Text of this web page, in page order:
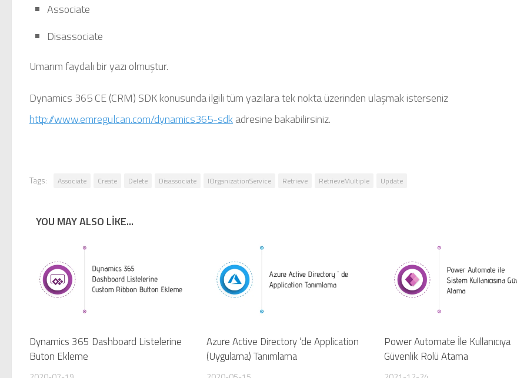
Associate
Disassociate
Umarım faydalı bir yazı olmuştur.
Dynamics 365 CE (CRM) SDK konusunda ilgili tüm yazılara tek nokta üzerinden ulaşmak isterseniz
http://www.emregulcan.com/dynamics365-sdkadresine bakabilirsiniz.
Tags: Associate Create Delete Disassociate IOrganizationService Retrieve RetrieveMultiple Update
YOU MAY ALSO LIKE...
Dynamics 365 Dashboard Listelerine
Buton Ekleme
Azure Active Directory ‘de Application
(Uygulama) Tanımlama
Power Automate İle Kullanıcıya
Güvenlik Rolü Atama